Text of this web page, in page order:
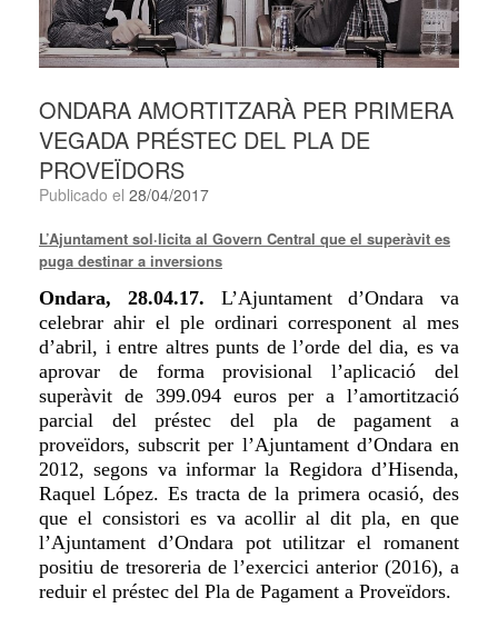
ONDARA AMORTITZARÀ PER PRIMERA
VEGADA PRÉSTEC DEL PLA DE
PROVEÏDORS
Publicado el 28/04/2017
L’Ajuntament sol·licita al Govern Central que el superàvit es
puga destinar a inversions
Ondara, 28.04.17. L’Ajuntamentd’Ondara va
celebrar ahir el ple ordinari corresponent al mes
d’abril, i entre altres punts de l’orde del dia, es va
aprovar de forma provisional l’aplicació del
superàvit de 399.094 euros per a l’amortització
parcial del préstec del pla de pagament a
proveïdors, subscrit per l’Ajuntament d’Ondara en
2012, segons va informar la Regidora d’Hisenda,
Raquel López. Es tracta de la primera ocasió, des
que el consistori es va acollir al dit pla, en que
l’Ajuntament d’Ondara pot utilitzar el romanent
positiu de tresoreria de l’exercici anterior (2016), a
reduir el préstec del Pla de Pagament a Proveïdors.